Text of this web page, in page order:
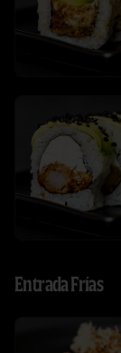
Entrada Frías